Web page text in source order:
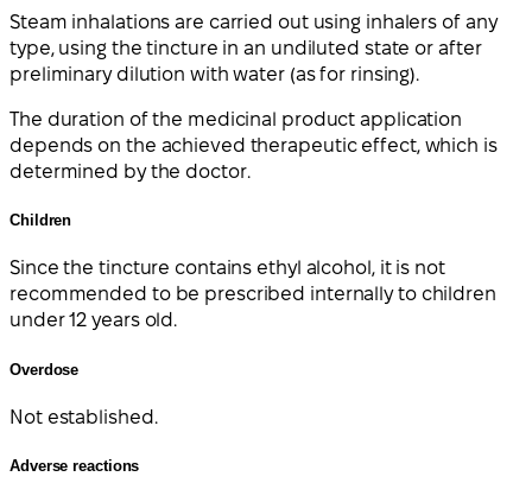
Steam inhalations are carried out using inhalers of any
type, using the tincture in an undiluted state or after
preliminary dilution with water (as for rinsing).
The duration of the medicinal product application
depends on the achieved therapeutic effect, which is
determined by the doctor.
Children
Since the tincture contains ethyl alcohol, it is not
recommended to be prescribed internally to children
under 12 years old.
Overdose
Not established.
Adverse reactions